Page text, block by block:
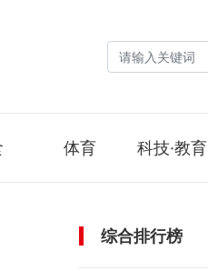
体育 科技·教育
综合排行榜